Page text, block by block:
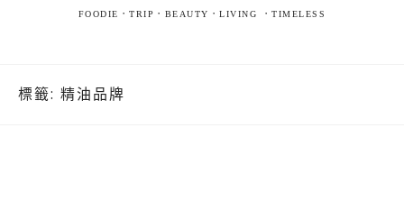
FOODIE．TRIP．BEAUTY．LIVING ．TIMELESS
標籤: 精油品牌